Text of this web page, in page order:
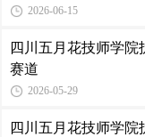
2026-06-15
四川五月花技师学
赛道
2026-05-29
四川五月花技师学